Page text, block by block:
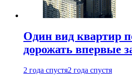
Один вид квартир
дорожать впервые
2 года спустя2 года спустя